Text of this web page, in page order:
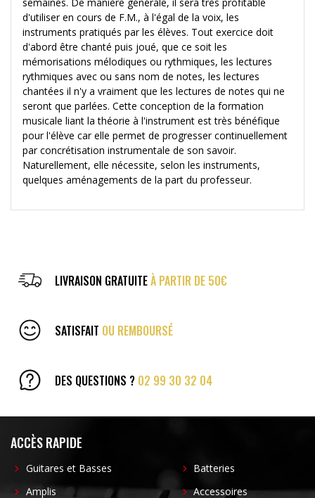
d'utiliser en cours de F.M., à l'égal de la voix, les
instruments pratiqués par les élèves. Tout exercice doit
d'abord être chanté puis joué, que ce soit les
mémorisations mélodiques ou rythmiques, les lectures
rythmiques avec ou sans nom de notes, les lectures
chantées il n'y a vraiment que les lectures de notes qui ne
seront que parlées. Cette conception de la formation
musicale liant la théorie à l'instrument est très bénéfique
pour l'élève car elle permet de progresser continuellement
par concrétisation instrumentale de son savoir.
Naturellement, elle nécessite, selon les instruments,
quelques aménagements de la part du professeur.
LIVRAISON GRATUITEÀ PARTIR DE 50€
SATISFAIT OU REMBOURSÉ
DES QUESTIONS ? 02 99 30 32 04
ACCÈS RAPIDE
Guitares et Basses
Amplis
Batteries
Accessoires